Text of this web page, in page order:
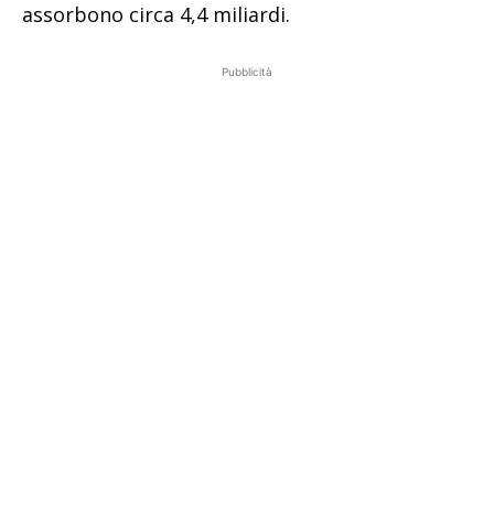
assorbono circa 4,4 miliardi.
Pubblicità